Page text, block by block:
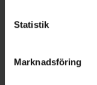
Statistik
Marknadsföring
Andra gillade